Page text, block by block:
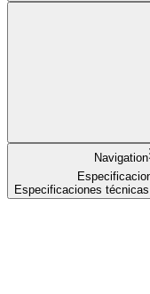
Navigation
Especificaciones